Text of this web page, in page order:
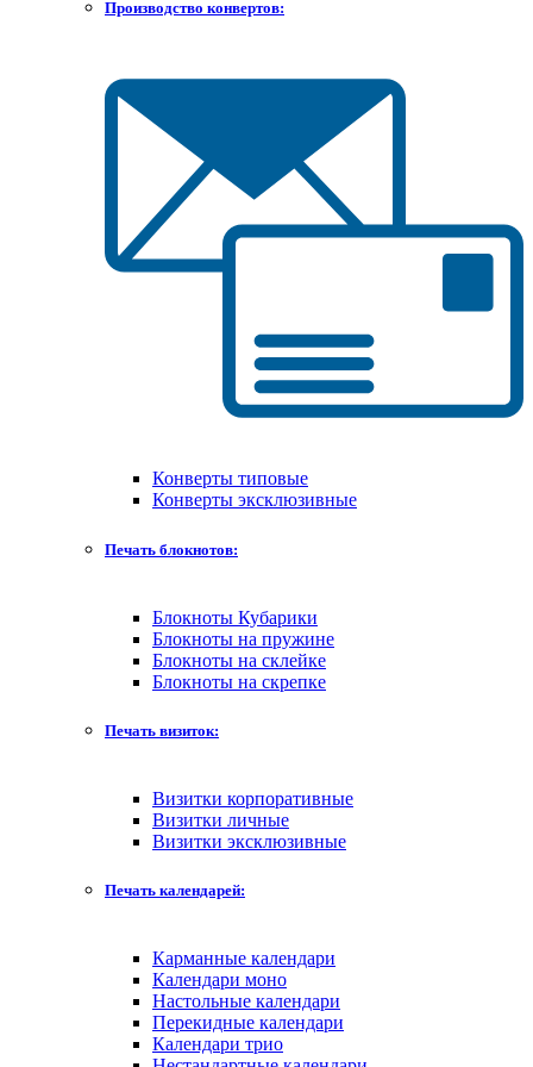
Производство конвертов:
Конверты типовые
Конверты эксклюзивные
Печать блокнотов:
Блокноты Кубарики
Блокноты на пружине
Блокноты на склейке
Блокноты на скрепке
Печать визиток:
Визитки корпоративные
Визитки личные
Визитки эксклюзивные
Печать календарей:
Карманные календари
Календари моно
Настольные календари
Перекидные календари
Календари трио